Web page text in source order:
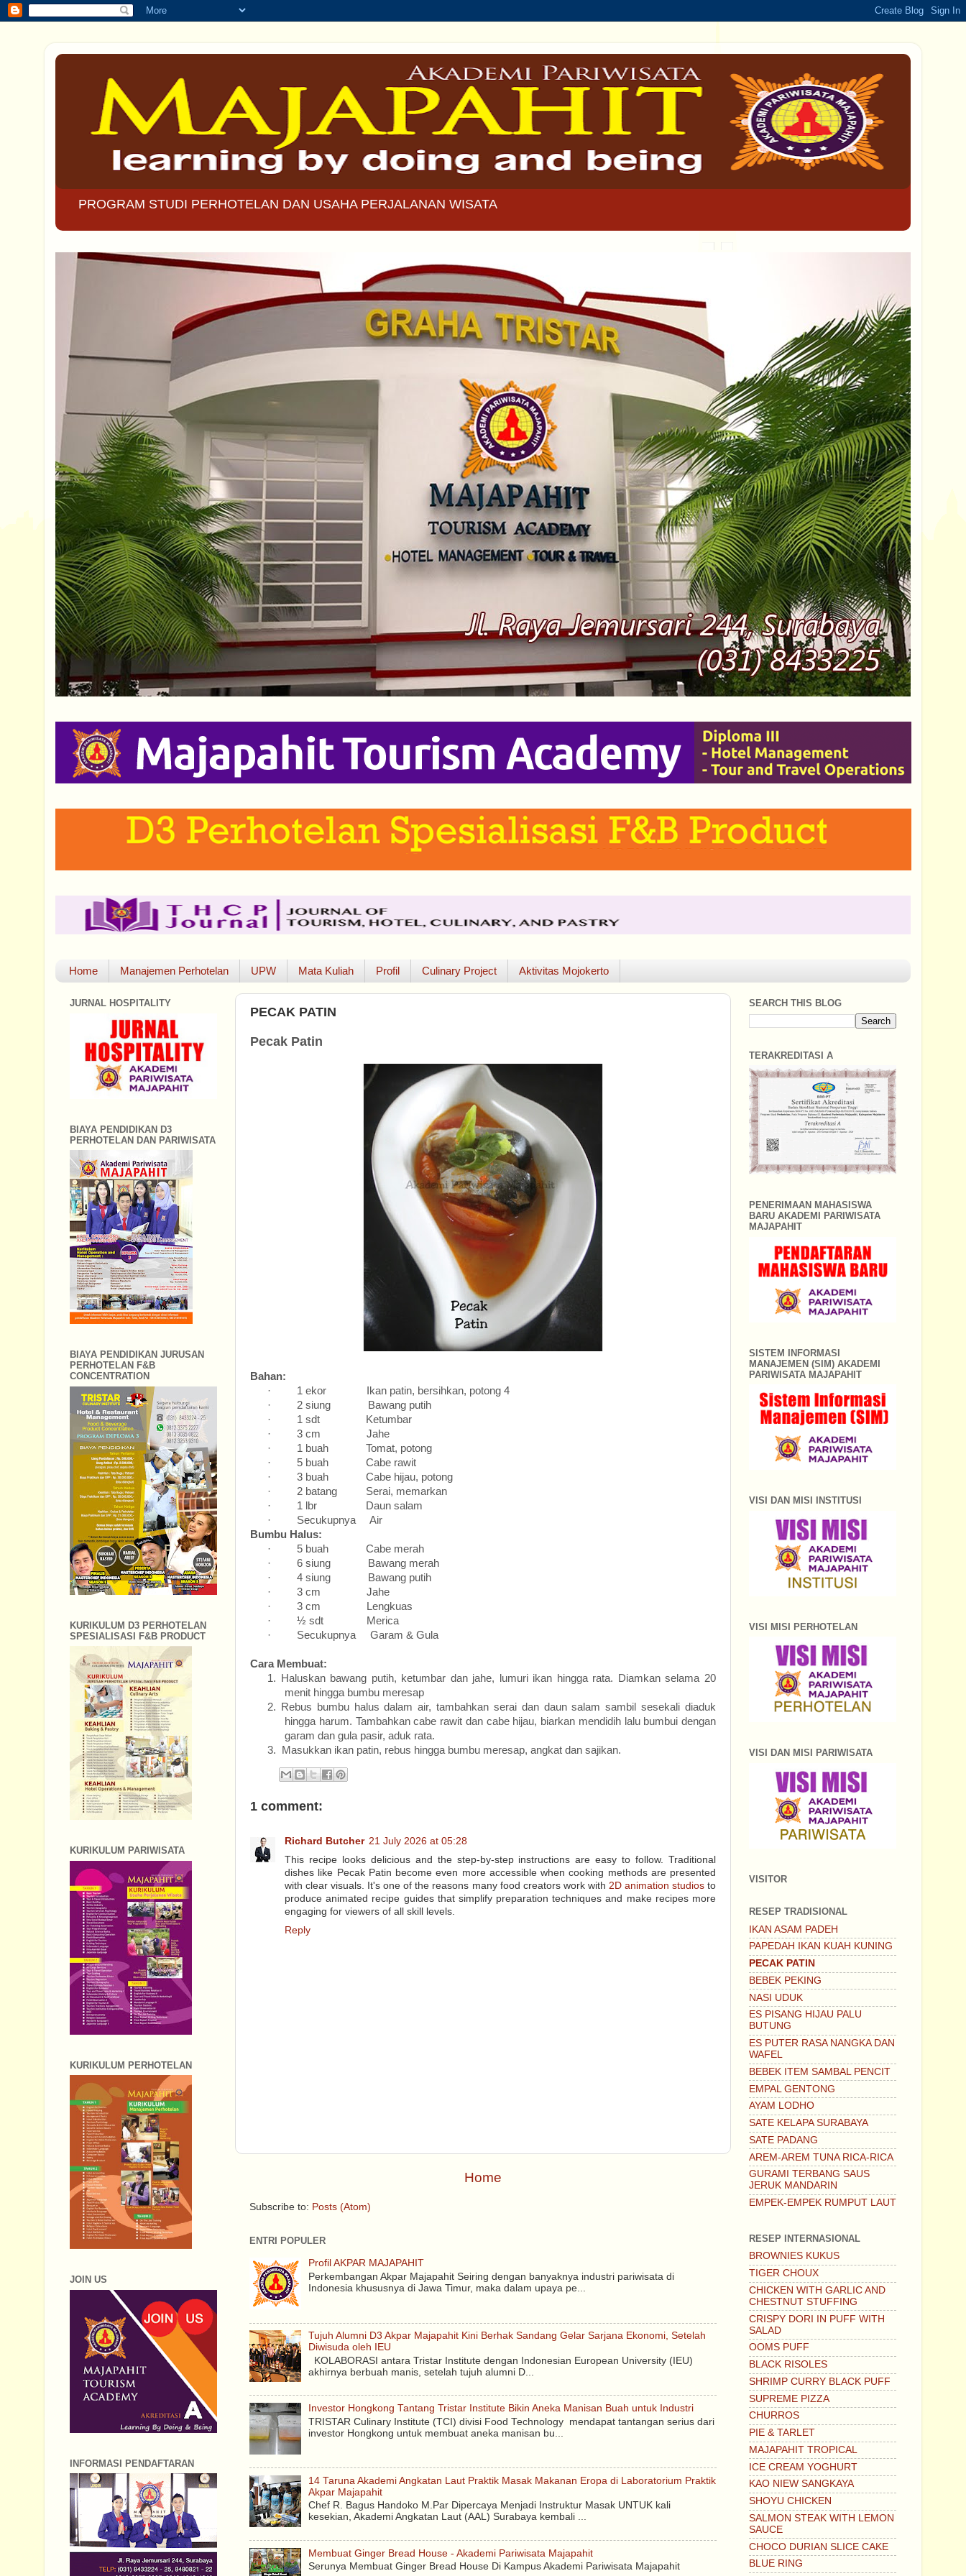
PROGRAM STUDI PERHOTELAN DAN USAHA PERJALANAN WISATA
Home Manajemen Perhotelan UPW Mata Kuliah Profil Culinary Project Aktivitas Mojokerto
PECAK PATIN
Pecak Patin
Bahan:
·
1 ekor Ikan patin, bersihkan, potong 4
·
2 siung Bawang putih
·
1 sdt Ketumbar
·
3 cm Jahe
·
1 buah Tomat, potong
·
5 buah Cabe rawit
·
3 buah Cabe hijau, potong
·
2 batang Serai, memarkan
·
1 lbr Daun salam
·
Secukupnya Air
Bumbu Halus:
·
5 buah Cabe merah
·
6 siung Bawang merah
·
4 siung Bawang putih
·
3 cm Jahe
·
3 cm Lengkuas
·
½ sdt Merica
·
Secukupnya Garam & Gula
Cara Membuat:
1.
Haluskan bawang putih, ketumbar dan jahe, lumuri ikan hingga rata. Diamkan selama 20
menit hingga bumbu meresap
2.
Rebus bumbu halus dalam air, tambahkan serai dan daun salam sambil sesekali diaduk
hingga harum. Tambahkan cabe rawit dan cabe hijau, biarkan mendidih lalu bumbui dengan
garam dan gula pasir, aduk rata.
3.
Masukkan ikan patin, rebus hingga bumbu meresap, angkat dan sajikan.
1 comment:
Richard Butcher 21 July 2026 at 05:28
This recipe looks delicious and the step-by-step instructions are easy to follow. Traditional
dishes like Pecak Patin become even more accessible when cooking methods are presented
with clear visuals. It's one of the reasons many food creators work with 2D animation studiosto
produce animated recipe guides that simplify preparation techniques and make recipes more
engaging for viewers of all skill levels.
Reply
Home
Subscribe to: Posts (Atom)
ENTRI POPULER
Profil AKPAR MAJAPAHIT
Perkembangan Akpar Majapahit Seiring dengan banyaknya industri pa­­riwisata di
Indonesia khususnya di Ja­­wa Timur, maka dalam upaya pe­...
Tujuh Alumni D3 Akpar Majapahit Kini Berhak Sandang Gelar Sarjana Ekonomi, Setelah
Diwisuda oleh IEU
KOLABORASI antara Tristar Institute dengan Indonesian European University (IEU)
akhirnya berbuah manis, setelah tujuh alumni D...
Investor Hongkong Tantang Tristar Institute Bikin Aneka Manisan Buah untuk Industri
TRISTAR Culinary Institute (TCI) divisi Food Technology mendapat tantangan serius dari
investor Hongkong untuk membuat aneka manisan bu...
14 Taruna Akademi Angkatan Laut Praktik Masak Makanan Eropa di Laboratorium Praktik
Akpar Majapahit
Chef R. Bagus Handoko M.Par Dipercaya Menjadi Instruktur Masak UNTUK kali
kesekian, Akademi Angkatan Laut (AAL) Surabaya kembali ...
Membuat Ginger Bread House - Akademi Pariwisata Majapahit
Serunya Membuat Ginger Bread House Di Kampus Akademi Pariwisata Majapahit
JURNAL HOSPITALITY
BIAYA PENDIDIKAN D3
PERHOTELAN DAN PARIWISATA
BIAYA PENDIDIKAN JURUSAN
PERHOTELAN F&B
CONCENTRATION
KURIKULUM D3 PERHOTELAN
SPESIALISASI F&B PRODUCT
KURIKULUM PARIWISATA
KURIKULUM PERHOTELAN
JOIN US
INFORMASI PENDAFTARAN
SEARCH THIS BLOG
TERAKREDITASI A
PENERIMAAN MAHASISWA
BARU AKADEMI PARIWISATA
MAJAPAHIT
SISTEM INFORMASI
MANAJEMEN (SIM) AKADEMI
PARIWISATA MAJAPAHIT
VISI DAN MISI INSTITUSI
VISI MISI PERHOTELAN
VISI DAN MISI PARIWISATA
VISITOR
RESEP TRADISIONAL
IKAN ASAM PADEH
PAPEDAH IKAN KUAH KUNING
PECAK PATIN
BEBEK PEKING
NASI UDUK
ES PISANG HIJAU PALU
BUTUNG
ES PUTER RASA NANGKA DAN
WAFEL
BEBEK ITEM SAMBAL PENCIT
EMPAL GENTONG
AYAM LODHO
SATE KELAPA SURABAYA
SATE PADANG
AREM-AREM TUNA RICA-RICA
GURAMI TERBANG SAUS
JERUK MANDARIN
EMPEK-EMPEK RUMPUT LAUT
RESEP INTERNASIONAL
BROWNIES KUKUS
TIGER CHOUX
CHICKEN WITH GARLIC AND
CHESTNUT STUFFING
CRISPY DORI IN PUFF WITH
SALAD
OOMS PUFF
BLACK RISOLES
SHRIMP CURRY BLACK PUFF
SUPREME PIZZA
CHURROS
PIE & TARLET
MAJAPAHIT TROPICAL
ICE CREAM YOGHURT
KAO NIEW SANGKAYA
SHOYU CHICKEN
SALMON STEAK WITH LEMON
SAUCE
CHOCO DURIAN SLICE CAKE
BLUE RING